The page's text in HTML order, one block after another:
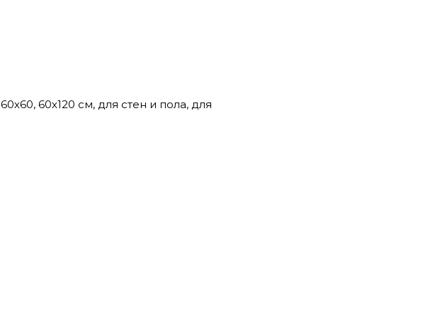
60х120 см, для стен и пола, для